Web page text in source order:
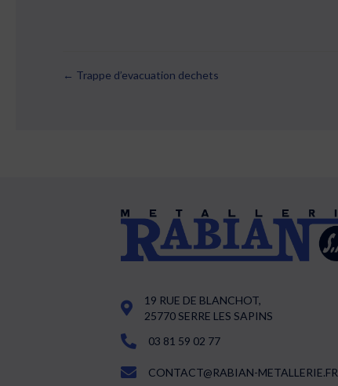
Posts
← Trappe d’evacuation dechets
19 RUE DE BLANCHOT,
25770 SERRE LES SAPINS
03 81 59 02 77
CONTACT@RABIAN-METALLERIE.FR